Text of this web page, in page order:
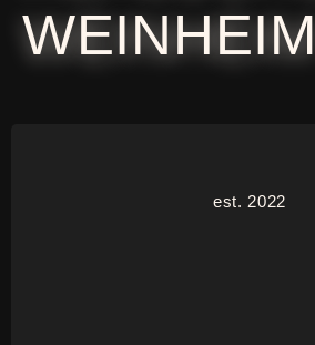
WEINHEIM
est. 2022